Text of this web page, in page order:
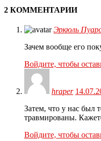
2 КОММЕНТАРИИ
Эркюль
Зачем вообще его
Войдите, чтобы
hraper
Затем, что у нас был
травмированы.
Войдите, чтобы